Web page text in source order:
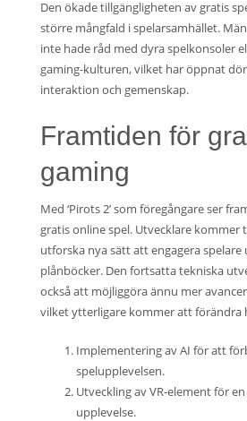
Den ökade tillgängligheten av gratis
större mångfald i spelarsamhället.
inte hade råd med dyra spelkonsoler
gaming-kulturen, vilket har öppnat
interaktion och gemenskap.
Framtiden för
gaming
Med ‘Pirots 2’ som föregångare ser
gratis online spel. Utvecklare
utforska nya sätt att engagera
plånböcker. Den fortsatta tekniska
också att möjliggöra ännu mer
vilket ytterligare kommer att förändra
Implementering av AI för att
spelupplevelsen.
Utveckling av VR-element för
upplevelse.